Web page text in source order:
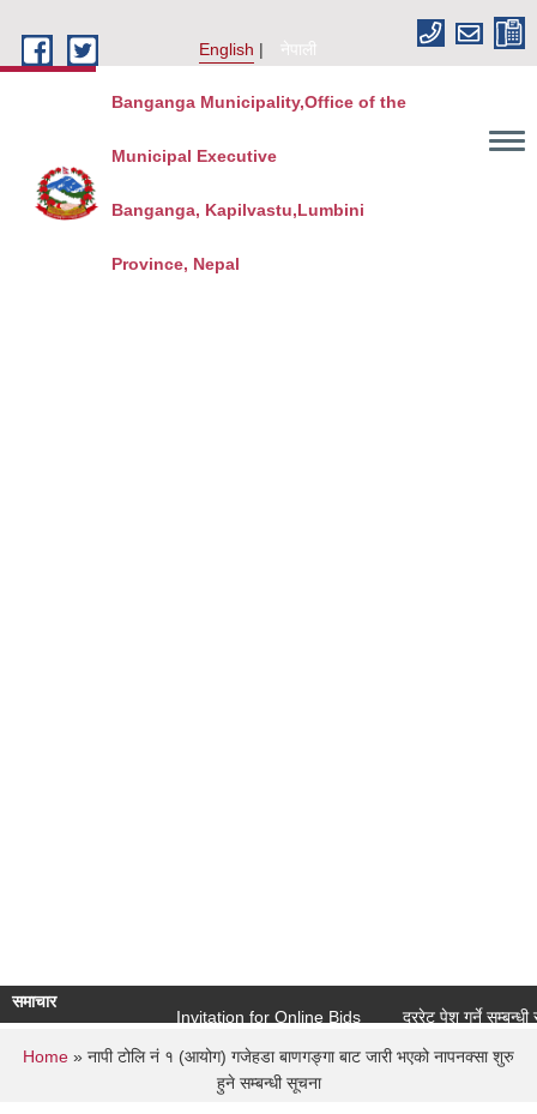
English
नेपाली
Banganga Municipality,Office of the
Municipal Executive
Banganga, Kapilvastu,Lumbini
Province, Nepal
समाचार
Invitation for Online Bids
दररेट पेश गर्ने सम्बन्धी सूचना
You are here
Home » नापी टोलि नं १ (आयोग) गजेहडा बाणगङ्गा बाट जारी भएको नापनक्सा शुरु
हुने सम्बन्धी सूचना